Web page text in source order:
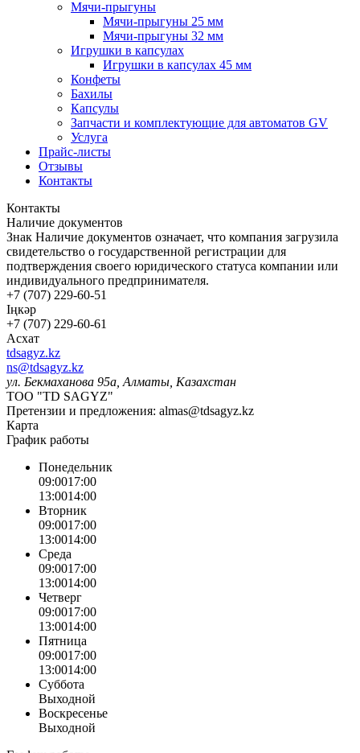
Мячи-прыгуны
Мячи-прыгуны 25 мм
Мячи-прыгуны 32 мм
Игрушки в капсулах
Игрушки в капсулах 45 мм
Конфеты
Бахилы
Капсулы
Запчасти и комплектующие для автоматов GV
Услуга
Прайс-листы
Отзывы
Контакты
Контакты
Наличие документов
Знак Наличие документов означает, что компания загрузила
свидетельство о государственной регистрации для
подтверждения своего юридического статуса компании или
индивидуального предпринимателя.
+7 (707) 229-60-51
Іңкәр
+7 (707) 229-60-61
Асхат
tdsagyz.kz
ns@tdsagyz.kz
ул. Бекмаханова 95а, Алматы, Казахстан
ТОО "TD SAGYZ"
Претензии и предложения: almas@tdsagyz.kz
Карта
График работы
Понедельник
09:0017:00
13:0014:00
Вторник
09:0017:00
13:0014:00
Среда
09:0017:00
13:0014:00
Четверг
09:0017:00
13:0014:00
Пятница
09:0017:00
13:0014:00
Суббота
Выходной
Воскресенье
Выходной